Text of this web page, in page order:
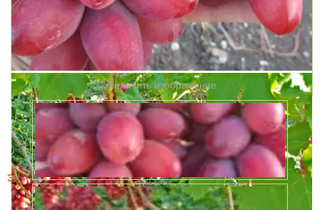
Увеличить изображение
Этот товар купили 19 раз за месяц
Виноград Богема